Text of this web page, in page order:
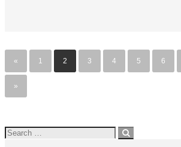
« 1 2 3 4 5 6
»